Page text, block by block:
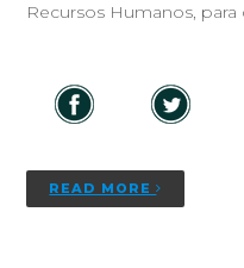
Recursos Humanos, para
READ MORE